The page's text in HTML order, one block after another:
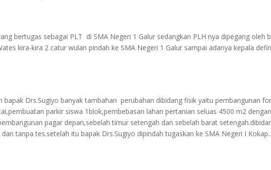
bertugas sebagai PLT di SMA Negeri 1 Galur sedangkan PLH nya dipegang oleh
kira-kira 2 catur wulan pindah ke SMA Negeri 1 Galur sampai adanya kepala
Drs.Sugiyo banyak tambahan perubahan dibidang fisik yaitu pembangunan
parkir siswa 1blok,pembebasan lahan pertanian seluas 4500 m2
pagar depan,sebelah timur setengah dan sebelah barat
tanpa tes.setelah itu bapak Drs.Sugiyo dipindah tugaskan ke SMA Negeri I Kokap.